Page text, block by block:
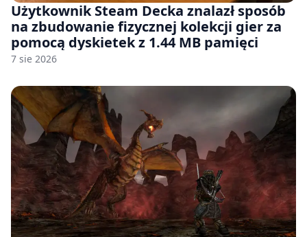
Użytkownik Steam Decka znalazł sposób
na zbudowanie fizycznej kolekcji gier za
pomocą dyskietek z 1.44 MB pamięci
7 sie 2026